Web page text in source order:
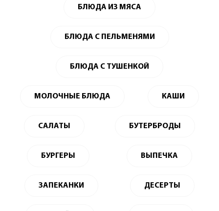
БЛЮДА ИЗ МЯСА
БЛЮДА С ПЕЛЬМЕНЯМИ
БЛЮДА С ТУШЕНКОЙ
МОЛОЧНЫЕ БЛЮДА КАШИ
САЛАТЫ БУТЕРБРОДЫ
БУРГЕРЫ ВЫПЕЧКА
ЗАПЕКАНКИ ДЕСЕРТЫ